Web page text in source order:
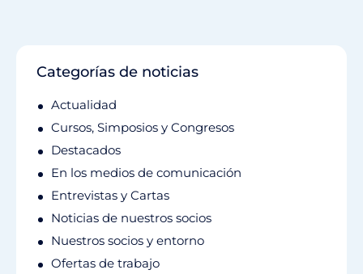
Categorías de noticias
Actualidad
Cursos, Simposios y Congresos
Destacados
En los medios de comunicación
Entrevistas y Cartas
Noticias de nuestros socios
Nuestros socios y entorno
Ofertas de trabajo